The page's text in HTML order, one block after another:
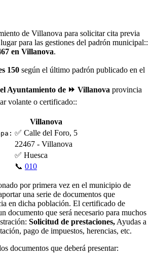
de Villanova para solicitar cita previa
para las gestiones del padrón municipal::
en Villanova.
150 según el último padrón publicado en el
Ayuntamiento de ⏩ Villanova provincia
volante o certificado::
Villanova
✅ Calle del Foro, 5
22467 - Villanova
✅ Huesca
📞 010
por primera vez en el municipio de
una serie de documentos que
en dicha población. El certificado de
documento que será necesario para muchos
Solicitud de prestaciones, Ayudas a
pago de impuestos, herencias, etc.
documentos que deberá presentar: